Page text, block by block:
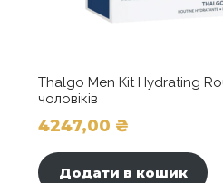
Thalgo Men Kit Hydrating
чоловіків
4247,00 ₴
Додати в кошик